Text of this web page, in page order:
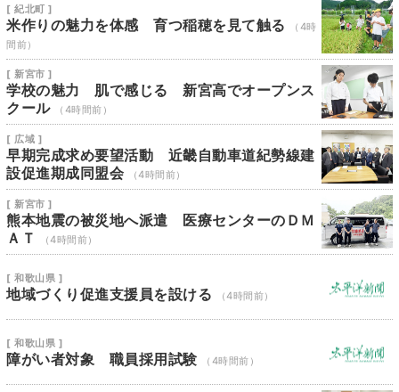
[ 紀北町 ]
米作りの魅力を体感 育つ稲穂を見て触る
（4時
間前）
[ 新宮市 ]
学校の魅力 肌で感じる 新宮高でオープンス
クール
（4時間前）
[ 広域 ]
早期完成求め要望活動 近畿自動車道紀勢線建
設促進期成同盟会
（4時間前）
[ 新宮市 ]
熊本地震の被災地へ派遣 医療センターのＤＭ
ＡＴ
（4時間前）
[ 和歌山県 ]
地域づくり促進支援員を設ける （4時間前）
[ 和歌山県 ]
障がい者対象 職員採用試験 （4時間前）